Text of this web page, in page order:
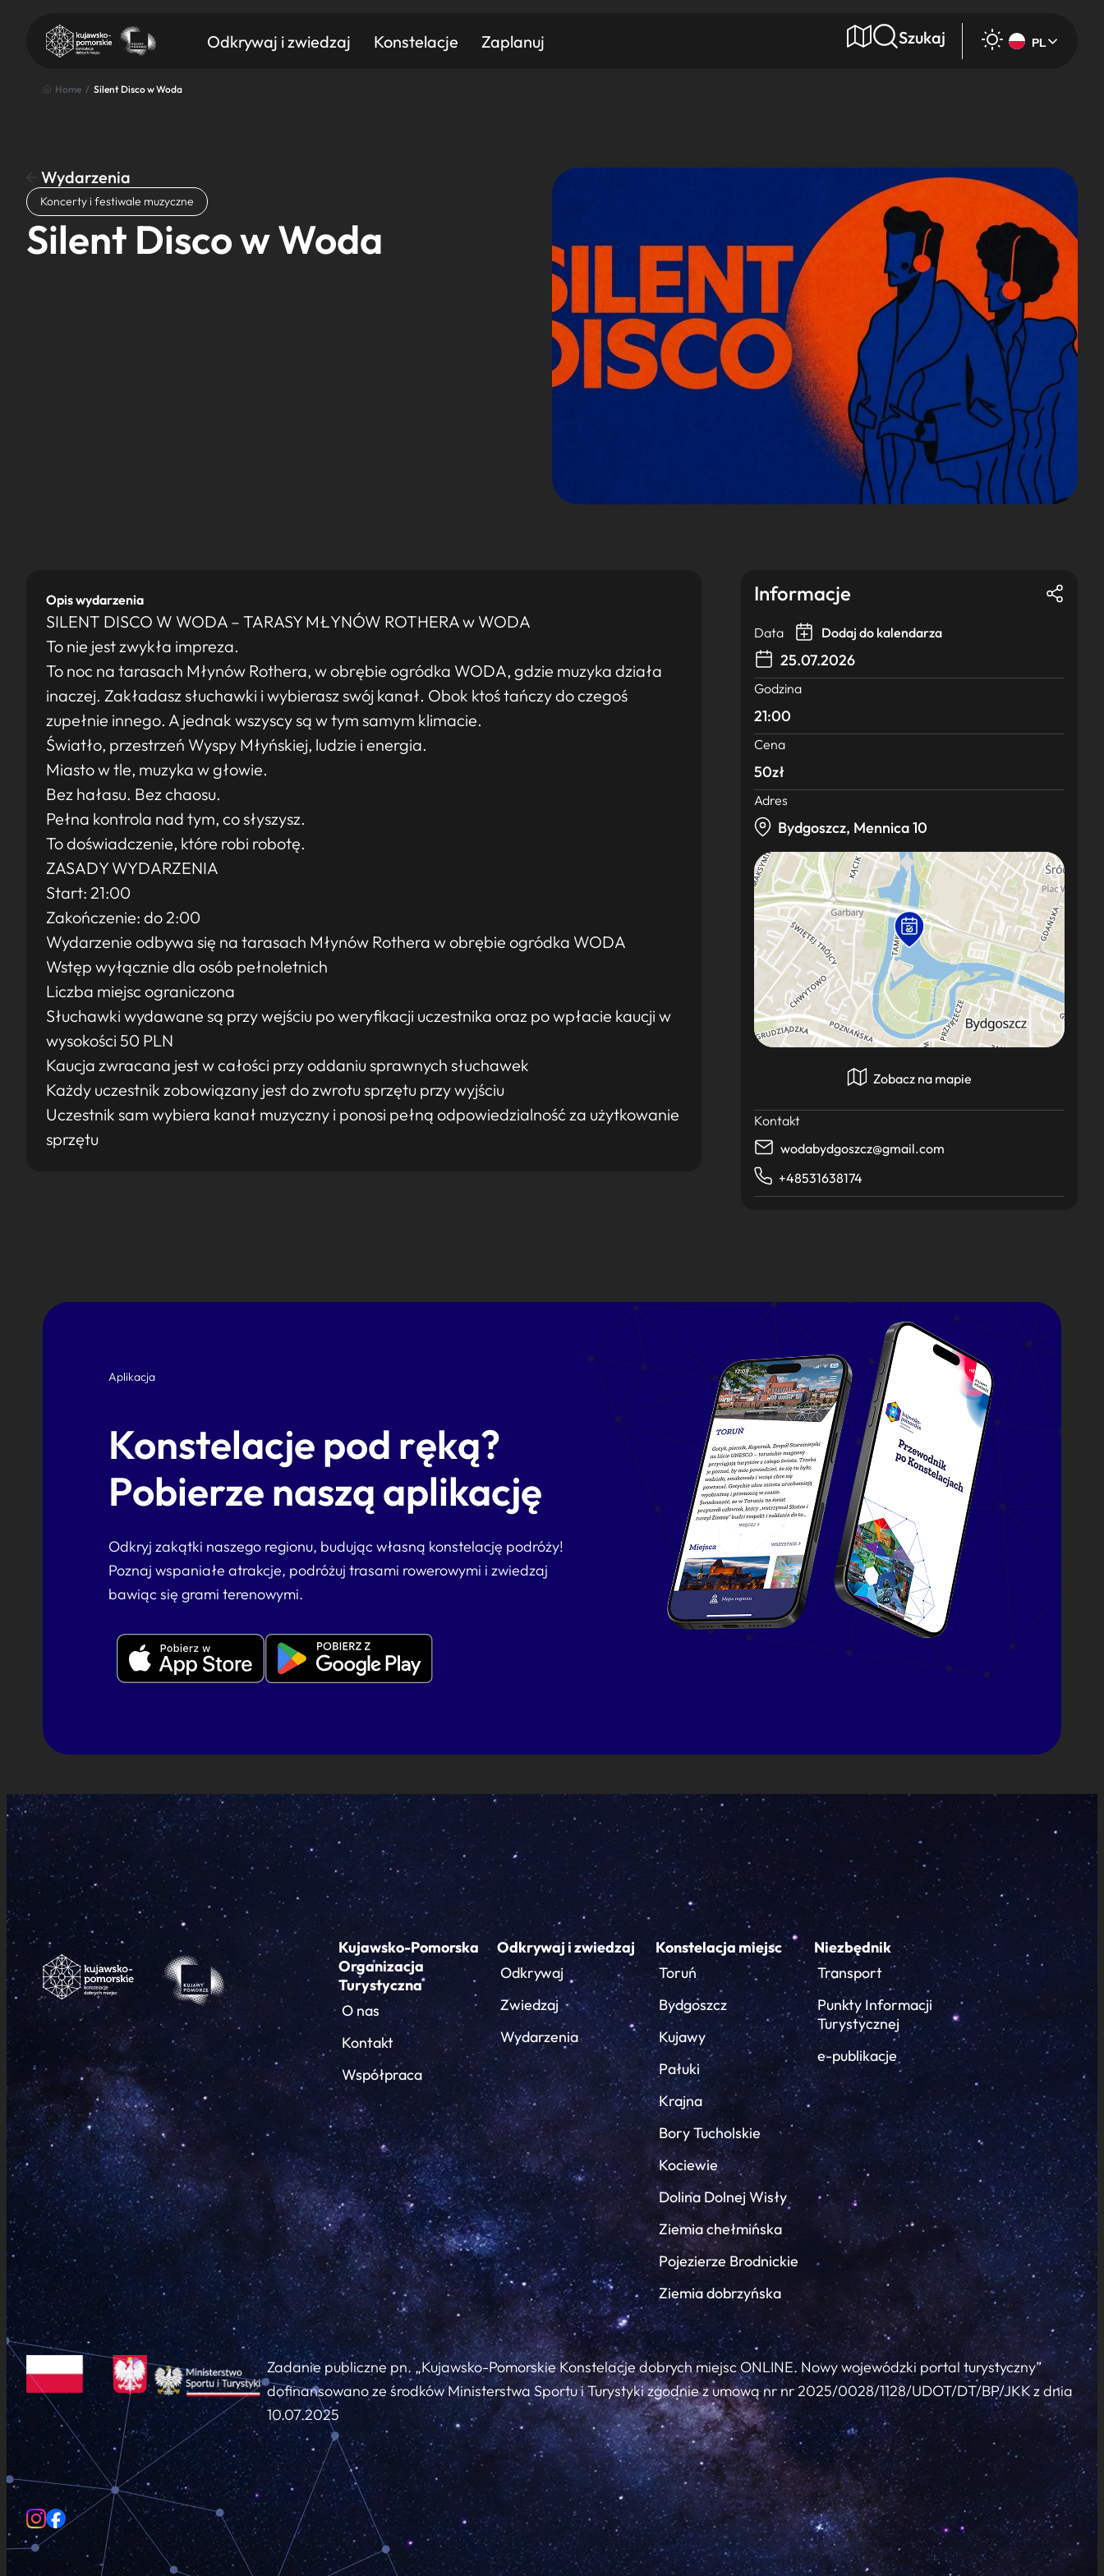
Odkrywaj i zwiedzaj Konstelacje Zaplanuj Szukaj PL
Znajdź atrakcję
Nazwa atrakcji Wyszukaj
Home / Silent Disco w Woda
Wydarzenia
Koncerty i festiwale muzyczne
Silent Disco w Woda
Opis wydarzenia
SILENT DISCO W WODA – TARASY MŁYNÓW ROTHERA w WODA
To nie jest zwykła impreza.
To noc na tarasach Młynów Rothera, w obrębie ogródka WODA, gdzie muzyka działa
inaczej. Zakładasz słuchawki i wybierasz swój kanał. Obok ktoś tańczy do czegoś
zupełnie innego. A jednak wszyscy są w tym samym klimacie.
Światło, przestrzeń Wyspy Młyńskiej, ludzie i energia.
Miasto w tle, muzyka w głowie.
Bez hałasu. Bez chaosu.
Pełna kontrola nad tym, co słyszysz.
To doświadczenie, które robi robotę.
ZASADY WYDARZENIA
Start: 21:00
Zakończenie: do 2:00
Wydarzenie odbywa się na tarasach Młynów Rothera w obrębie ogródka WODA
Wstęp wyłącznie dla osób pełnoletnich
Liczba miejsc ograniczona
Słuchawki wydawane są przy wejściu po weryfikacji uczestnika oraz po wpłacie kaucji w
wysokości 50 PLN
Kaucja zwracana jest w całości przy oddaniu sprawnych słuchawek
Każdy uczestnik zobowiązany jest do zwrotu sprzętu przy wyjściu
Uczestnik sam wybiera kanał muzyczny i ponosi pełną odpowiedzialność za użytkowanie
sprzętu
Informacje
Data Dodaj do kalendarza
25.07.2026
Godzina
21:00
Cena
50zł
Adres
Bydgoszcz, Mennica 10
Zobacz na mapie
Kontakt
wodabydgoszcz@gmail.com
+48531638174
Aplikacja
Konstelacje pod ręką?
Pobierze naszą aplikację
Odkryj zakątki naszego regionu, budując własną konstelację podróży!
Poznaj wspaniałe atrakcje, podróżuj trasami rowerowymi i zwiedzaj
bawiąc się grami terenowymi.
Kujawsko-Pomorska
Organizacja
Turystyczna
O nas
Kontakt
Współpraca
Odkrywaj i zwiedzaj
Odkrywaj
Zwiedzaj
Wydarzenia
Konstelacja miejsc
Toruń
Bydgoszcz
Kujawy
Pałuki
Krajna
Bory Tucholskie
Kociewie
Dolina Dolnej Wisły
Ziemia chełmińska
Pojezierze Brodnickie
Ziemia dobrzyńska
Niezbędnik
Transport
Punkty Informacji
Turystycznej
e-publikacje
Zadanie publiczne pn. „Kujawsko-Pomorskie Konstelacje dobrych miejsc ONLINE. Nowy wojewódzki portal turystyczny”
dofinansowano ze środków Ministerstwa Sportu i Turystyki zgodnie z umową nr nr 2025/0028/1128/UDOT/DT/BP/JKK z dnia
10.07.2025